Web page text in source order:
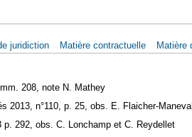
juridiction
Matière contractuelle Matière
208, note N. Mathey
2013, n°110, p. 25, obs. E. Flaicher-
p. 292, obs. C. Lonchamp et C. Reydellet